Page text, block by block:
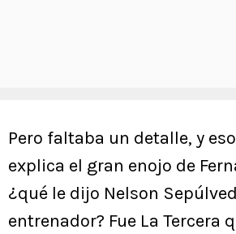
Pero faltaba un detalle, y
explica el gran enojo de
¿qué le dijo Nelson
entrenador? Fue La Tercera